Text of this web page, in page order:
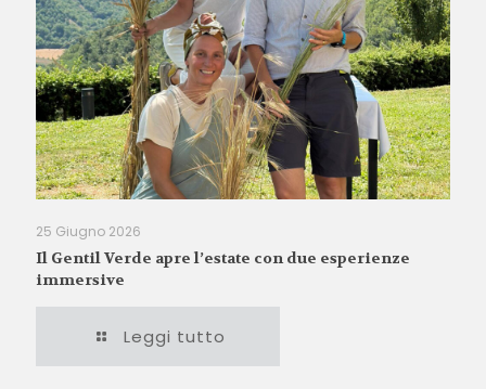
25 Giugno 2026
Il Gentil Verde apre l’estate con due esperienze
immersive
Leggi tutto